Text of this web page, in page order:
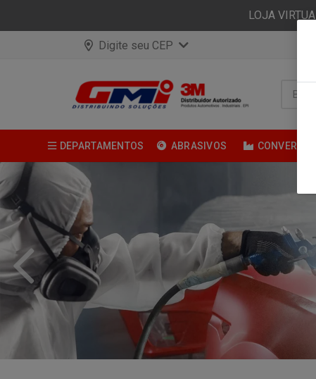
LOJA
Digite seu CEP
DEPARTAMENTOS ABRASIVOS CONVERSÃO